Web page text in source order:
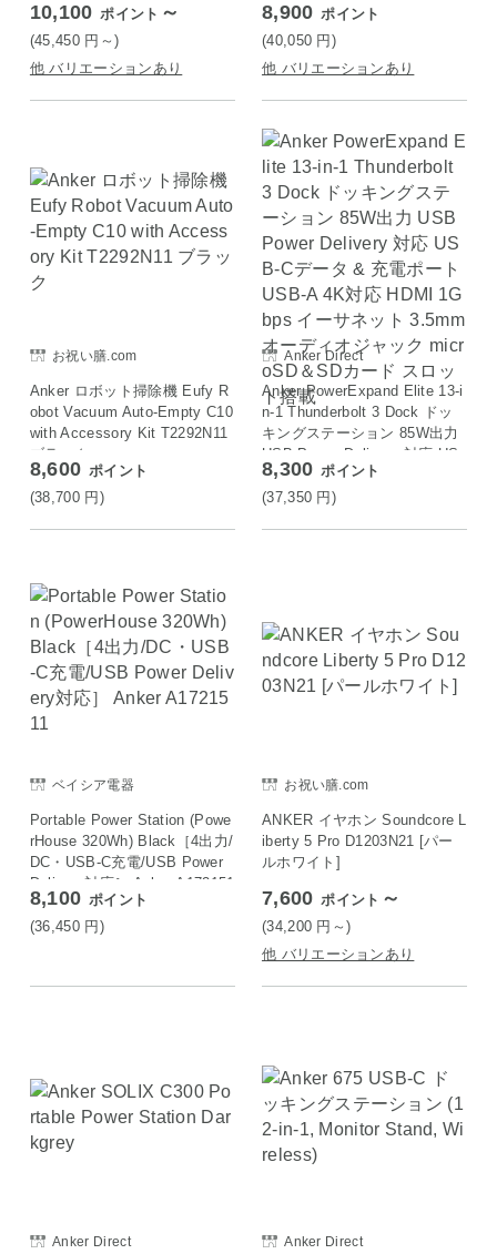
10,100 ポイント ～
(45,450 円 ～)
他 バリエーションあり
8,900 ポイント
(40,050 円)
他 バリエーションあり
お祝い膳.com
Anker ロボット掃除機 Eufy R
obot Vacuum Auto-Empty C10
with Accessory Kit T2292N11
ブラック
8,600 ポイント
(38,700 円)
Anker Direct
Anker PowerExpand Elite 13-i
n-1 Thunderbolt 3 Dock ドッ
キングステーション 85W出力
USB Power Delivery 対応 US
B-Cデータ & 充電ポート USB-
A 4K対応 HDMI 1Gbps イーサ
8,300 ポイント
(37,350 円)
ベイシア電器
Portable Power Station (Powe
rHouse 320Wh) Black［4出力/
DC・USB-C充電/USB Power
Delivery対応］ Anker A172151
1
8,100 ポイント
(36,450 円)
お祝い膳.com
ANKER イヤホン Soundcore L
iberty 5 Pro D1203N21 [パー
ルホワイト]
7,600 ポイント ～
(34,200 円 ～)
他 バリエーションあり
Anker Direct Anker Direct